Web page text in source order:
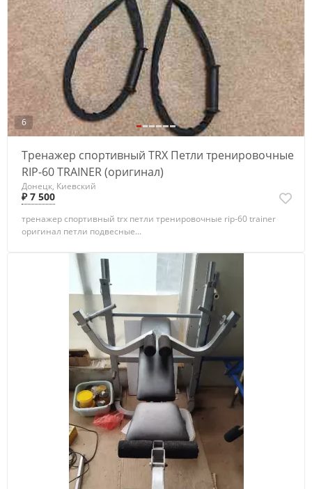
6
Тренажер спортивный TRX Петли тренировочные
RIP-60 TRAINER (оригинал)
Донецк, Киевский
₽ 7 500
тренажер спортивный trx петли тренировочные rip-60 trainer
оригинал петли подвесные...